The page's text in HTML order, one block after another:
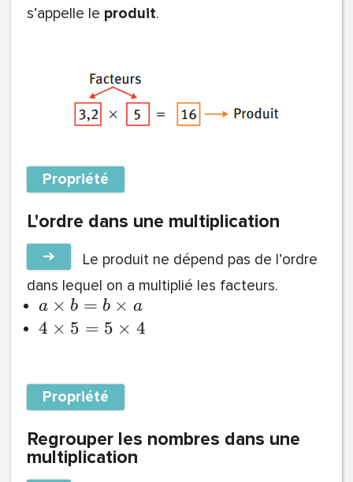
s’appelle le produit.
Propriété
L'ordre dans une multiplication
➔
Le produit ne dépend pas de l’ordre
dans lequel on a multiplié les facteurs.
a × b = b × a
4 × 5 = 5 × 4
Propriété
Regrouper les nombres dans une
multiplication